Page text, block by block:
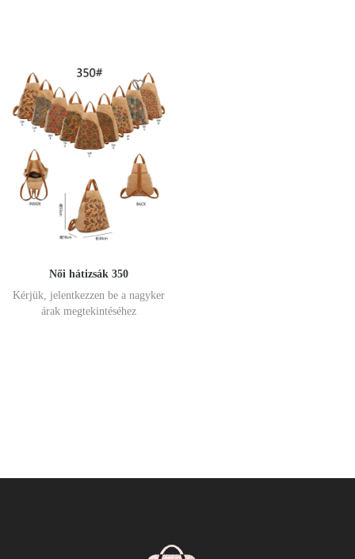
Női hátizsák 350
Kérjük, jelentkezzen be a nagyker
árak megtekintéséhez